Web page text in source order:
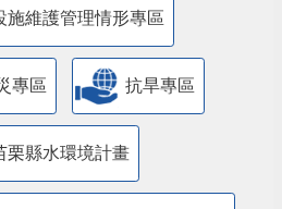
施維護管理情形專區
專區 抗旱專區
栗縣水環境計畫